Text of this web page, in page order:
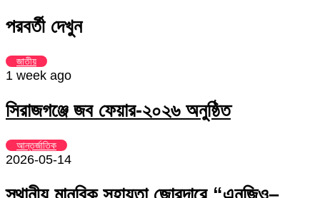
Email
via
Email
পরবর্তী দেখুন
জাতীয়
1 week ago
সিরাজগঞ্জে জব ফেয়ার-২০২৬ অনুষ্ঠিত
আন্তর্জাতিক
2026-05-14